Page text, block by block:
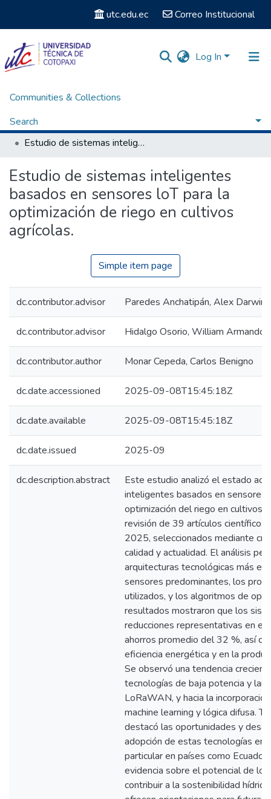
utc.edu.ec Correo Institucional
Log In
Communities & Collections
Search
Statistics
Home
Artículos - Ingeniería Electromecánica
Estudio de sistemas inteligentes basados en sensores loT para la optimización de riego en cultivos agrícolas.
Estudio de sistemas inteligentes
basados en sensores loT para la
optimización de riego en cultivos
agrícolas.
Simple item page
dc.contributor.advisor Paredes Anchatipán, Alex Darwin
dc.contributor.advisor Hidalgo Osorio, William Armando
dc.contributor.author Monar Cepeda, Carlos Benigno
dc.date.accessioned 2025-09-08T15:45:18Z
dc.date.available 2025-09-08T15:45:18Z
dc.date.issued 2025-09
dc.description.abstract
Este estudio analizó el estado
inteligentes basados en sensores
optimización del riego en cultivos
revisión de 39 artículos
2025, seleccionados mediante
calidad y actualidad. El análisis
arquitecturas tecnológicas más
sensores predominantes, los
utilizados, y los algoritmos de
resultados mostraron que los
reducciones representativas en el
ahorros promedio del 32 %, así
eficiencia energética y en la
Se observó una tendencia
tecnologías de baja potencia y
LoRaWAN, y hacia la
machine learning y lógica difusa.
destacó las oportunidades y
adopción de estas tecnologías en
particular en países como
evidencia sobre el potencial de
contribuir a la sostenibilidad